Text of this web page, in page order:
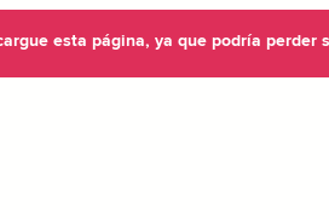
esta página, ya que podría perder